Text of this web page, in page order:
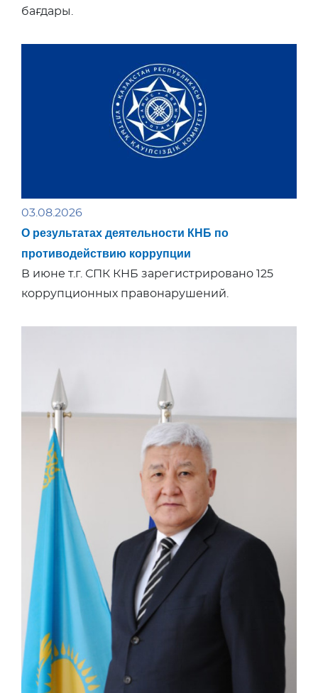
бағдары.
03.08.2026
О результатах деятельности КНБ по
противодействию коррупции
В июне т.г. СПК КНБ зарегистрировано 125
коррупционных правонарушений.